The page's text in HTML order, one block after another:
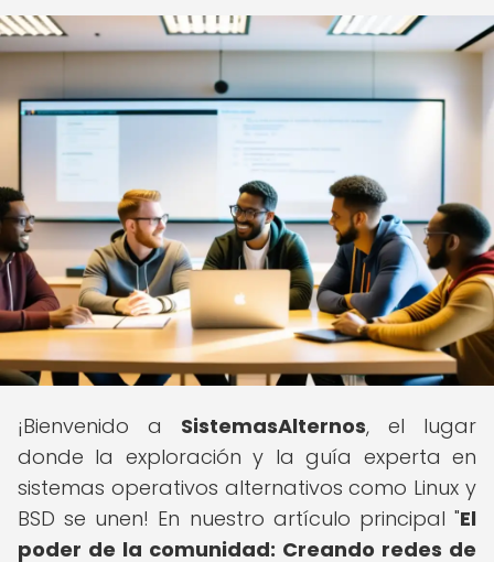
¡Bienvenido a SistemasAlternos, el lugar
donde la exploración y la guía experta en
sistemas operativos alternativos como Linux y
BSD se unen! En nuestro artículo principal "El
poder de la comunidad: Creando redes de